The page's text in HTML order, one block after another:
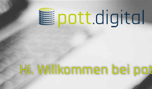
Hi. Willkommen bei